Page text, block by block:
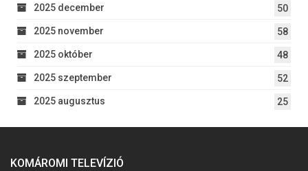
2025 december 50
2025 november 58
2025 október 48
2025 szeptember 52
2025 augusztus 25
KOMÁROMI TELEVÍZIÓ